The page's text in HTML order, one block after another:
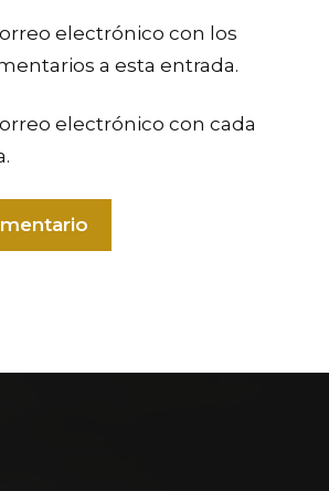
electrónico con los
a esta entrada.
electrónico con cada